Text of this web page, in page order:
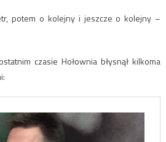
potem o kolejny i jeszcze o kolejny –
czasie Hołownia błysnął kilkoma